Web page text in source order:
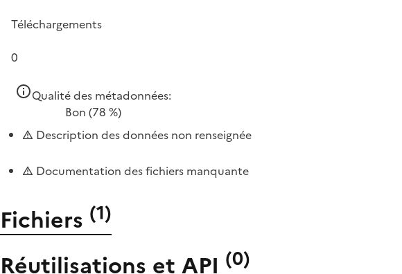
Téléchargements
0
Qualité des métadonnées:
Bon (78 %)
Description des données non renseignée
Documentation des fichiers manquante
Fichiers (1)
Réutilisations et API (0)